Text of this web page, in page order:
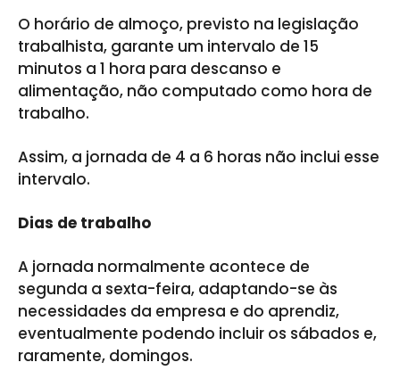
O horário de almoço, previsto na legislação
trabalhista, garante um intervalo de 15
minutos a 1 hora para descanso e
alimentação, não computado como hora de
trabalho.
Assim, a jornada de 4 a 6 horas não inclui esse
intervalo.
Dias de trabalho
A jornada normalmente acontece de
segunda a sexta-feira, adaptando-se às
necessidades da empresa e do aprendiz,
eventualmente podendo incluir os sábados e,
raramente, domingos.